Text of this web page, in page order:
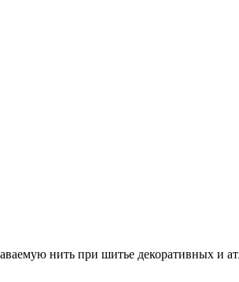
нить при шитье декоративных и